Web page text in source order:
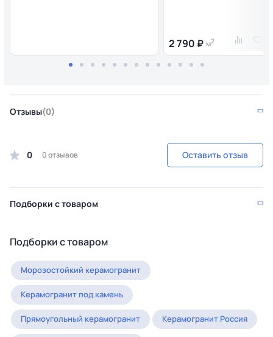
2 790 ₽ м2
Отзывы(0)
0 0 отзывов Оставить отзыв
Подборки с товаром
Подборки с товаром
Морозостойкий керамогранит
Керамогранит под камень
Прямоугольный керамогранит Керамогранит Россия